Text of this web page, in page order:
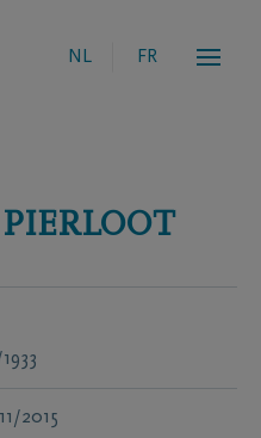
NL FR
PIERLOOT
2015